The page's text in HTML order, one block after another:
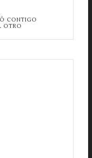
CONTIGO
OTRO